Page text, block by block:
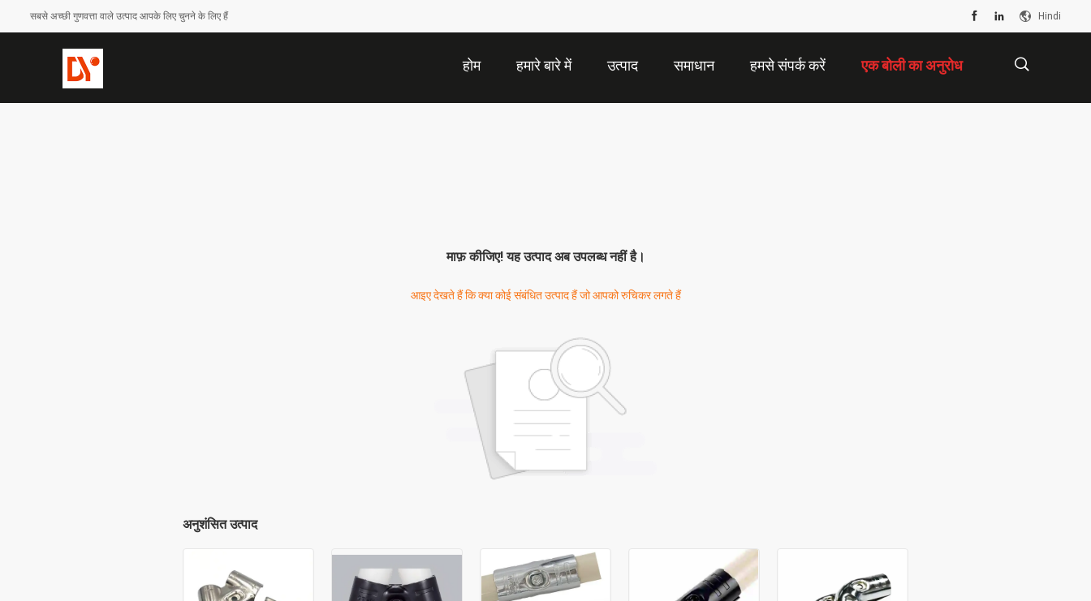
सबसे अच्छी गुणवत्ता वाले उत्पाद आपके लिए चुनने के लिए हैं Hindi
होम हमारे बारे में उत्पाद समाधान हमसे संपर्क करें एक बोली का अनुरोध
माफ़ कीजिए! यह उत्पाद अब उपलब्ध नहीं है।
आइए देखते हैं कि क्या कोई संबंधित उत्पाद हैं जो आपको रुचिकर लगते हैं
अनुशंसित उत्पाद